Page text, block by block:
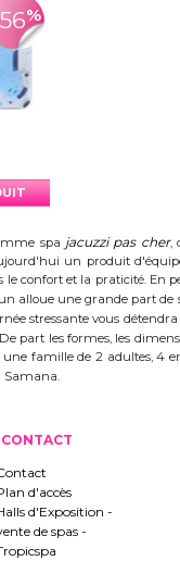
%
spa jacuzzi pas cher,
un produit
confort et la praticité. En
alloue une grande part de
stressante vous
part les formes, les
une famille de 2 adultes, 4
Samana.
CONTACT
d'accès
d'Exposition -
de spas -